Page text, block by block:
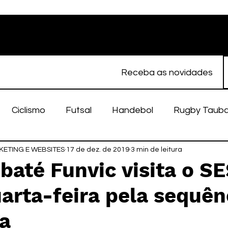
Receba as novidades
Ciclismo Futsal Handebol Rugby
Feminino Atletismo EC Taubaté
Taubaté Fut7 Rugby Fut7
Funvic visita o
feira pela
E WEBSITES 17 de dez. de 2019 3 min de leitura